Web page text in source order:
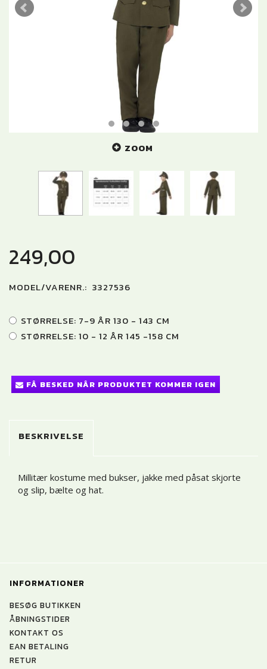
ZOOM
249,00
MODEL/VARENR.: 3327536
STØRRELSE: 7-9 ÅR 130 - 143 CM
STØRRELSE: 10 - 12 ÅR 145 -158 CM
FÅ BESKED NÅR PRODUKTET KOMMER IGEN
BESKRIVELSE
Millitær kostume med bukser, jakke med påsat skjorte
og slip, bælte og hat.
INFORMATIONER
BESØG BUTIKKEN
ÅBNINGSTIDER
KONTAKT OS
EAN BETALING
RETUR